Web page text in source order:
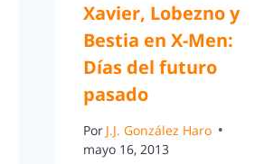
Xavier, Lobezno y
Bestia en X-Men:
Días del futuro
pasado
Por J.J. González Haro
mayo 16, 2013